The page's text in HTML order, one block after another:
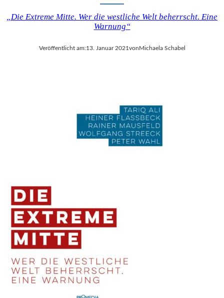
„Die Extreme Mitte. Wer die westliche Welt beherrscht. Eine
Warnung“
Veröffentlicht am:13. Januar 2021vonMichaela Schabel